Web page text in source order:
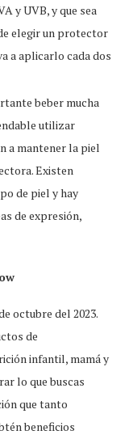
y UVB, y que sea
elegir un protector
a aplicarlo cada dos
beber mucha
utilizar
a mantener la piel
Existen
de piel y hay
de expresión,
octubre del 2023.
de
infantil, mamá y
lo que buscas
que tanto
beneficios